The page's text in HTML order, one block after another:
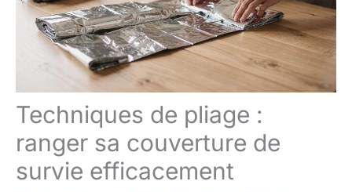
Techniques de pliage :
ranger sa couverture de
survie efficacement